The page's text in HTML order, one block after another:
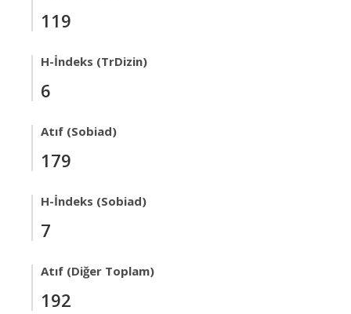
119
H-İndeks (TrDizin)
6
Atıf (Sobiad)
179
H-İndeks (Sobiad)
7
Atıf (Diğer Toplam)
192